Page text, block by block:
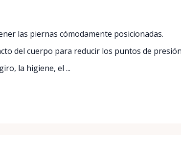
las piernas cómodamente posicionadas.
del cuerpo para reducir los puntos de
la higiene, el ...